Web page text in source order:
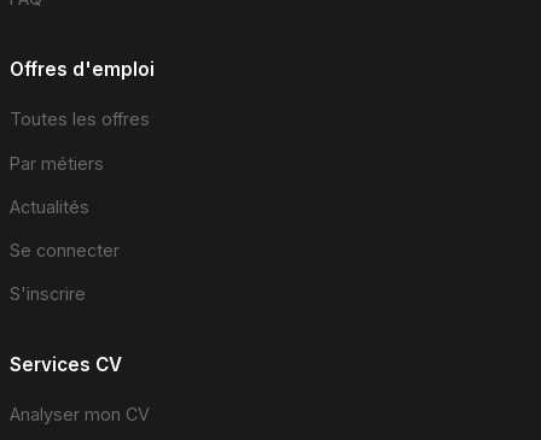
Offres d'emploi
Toutes les offres
Par métiers
Actualités
Se connecter
S'inscrire
Services CV
Analyser mon CV